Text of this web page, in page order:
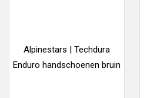
Alpinestars | Techdura
Enduro handschoenen bruin